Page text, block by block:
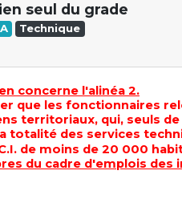
seul du grade
A Technique
concerne l'alinéa 2.
que les fonctionnaires
territoriaux, qui, seuls
totalité des services
de moins de 20 000
du cadre d'emplois des